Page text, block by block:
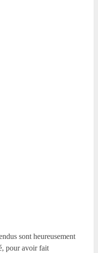
sont heureusement
pour avoir fait